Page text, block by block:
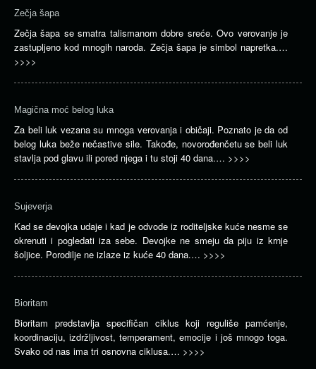
Zečja šapa
Zečja šapa se smatra talismanom dobre sreće. Ovo verovanje je
zastupljeno kod mnogih naroda. Zečja šapa je simbol napretka.…
>>>>
Magična moć belog luka
Za beli luk vezana su mnoga verovanja i običaji. Poznato je da od
belog luka beže nečastive sile. Takođe, novorođenčetu se beli luk
stavlja pod glavu ili pored njega i tu stoji 40 dana.… >>>>
Sujeverja
Kad se devojka udaje i kad je odvode iz roditeljske kuće nesme se
okrenuti i pogledati iza sebe. Devojke ne smeju da piju iz krnje
šoljice. Porodilje ne izlaze iz kuće 40 dana.… >>>>
Bioritam
Bioritam predstavlja specifičan ciklus koji reguliše pamćenje,
koordinaciju, izdržljivost, temperament, emocije i još mnogo toga.
Svako od nas ima tri osnovna ciklusa.… >>>>